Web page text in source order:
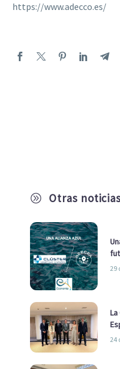
A Otras
29
24
https://www.adecco.es/